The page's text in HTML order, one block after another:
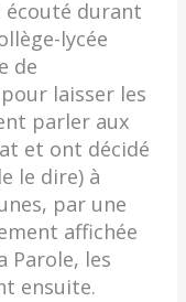
écouté durant
lycée
de
laisser les
parler aux
et ont décidé
le dire) à
par une
affichée
Parole, les
ensuite.